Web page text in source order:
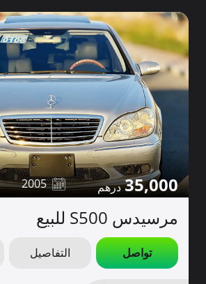
35,000
2005
مرسيدس S500 للبيع
تواصل التفاصيل